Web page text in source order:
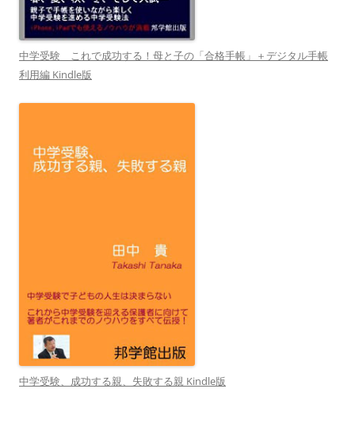
中学受験 これで成功する！母と子の「合格手帳」＋デジタル手帳
利用編 Kindle版
中学受験、成功する親、失敗する親 Kindle版